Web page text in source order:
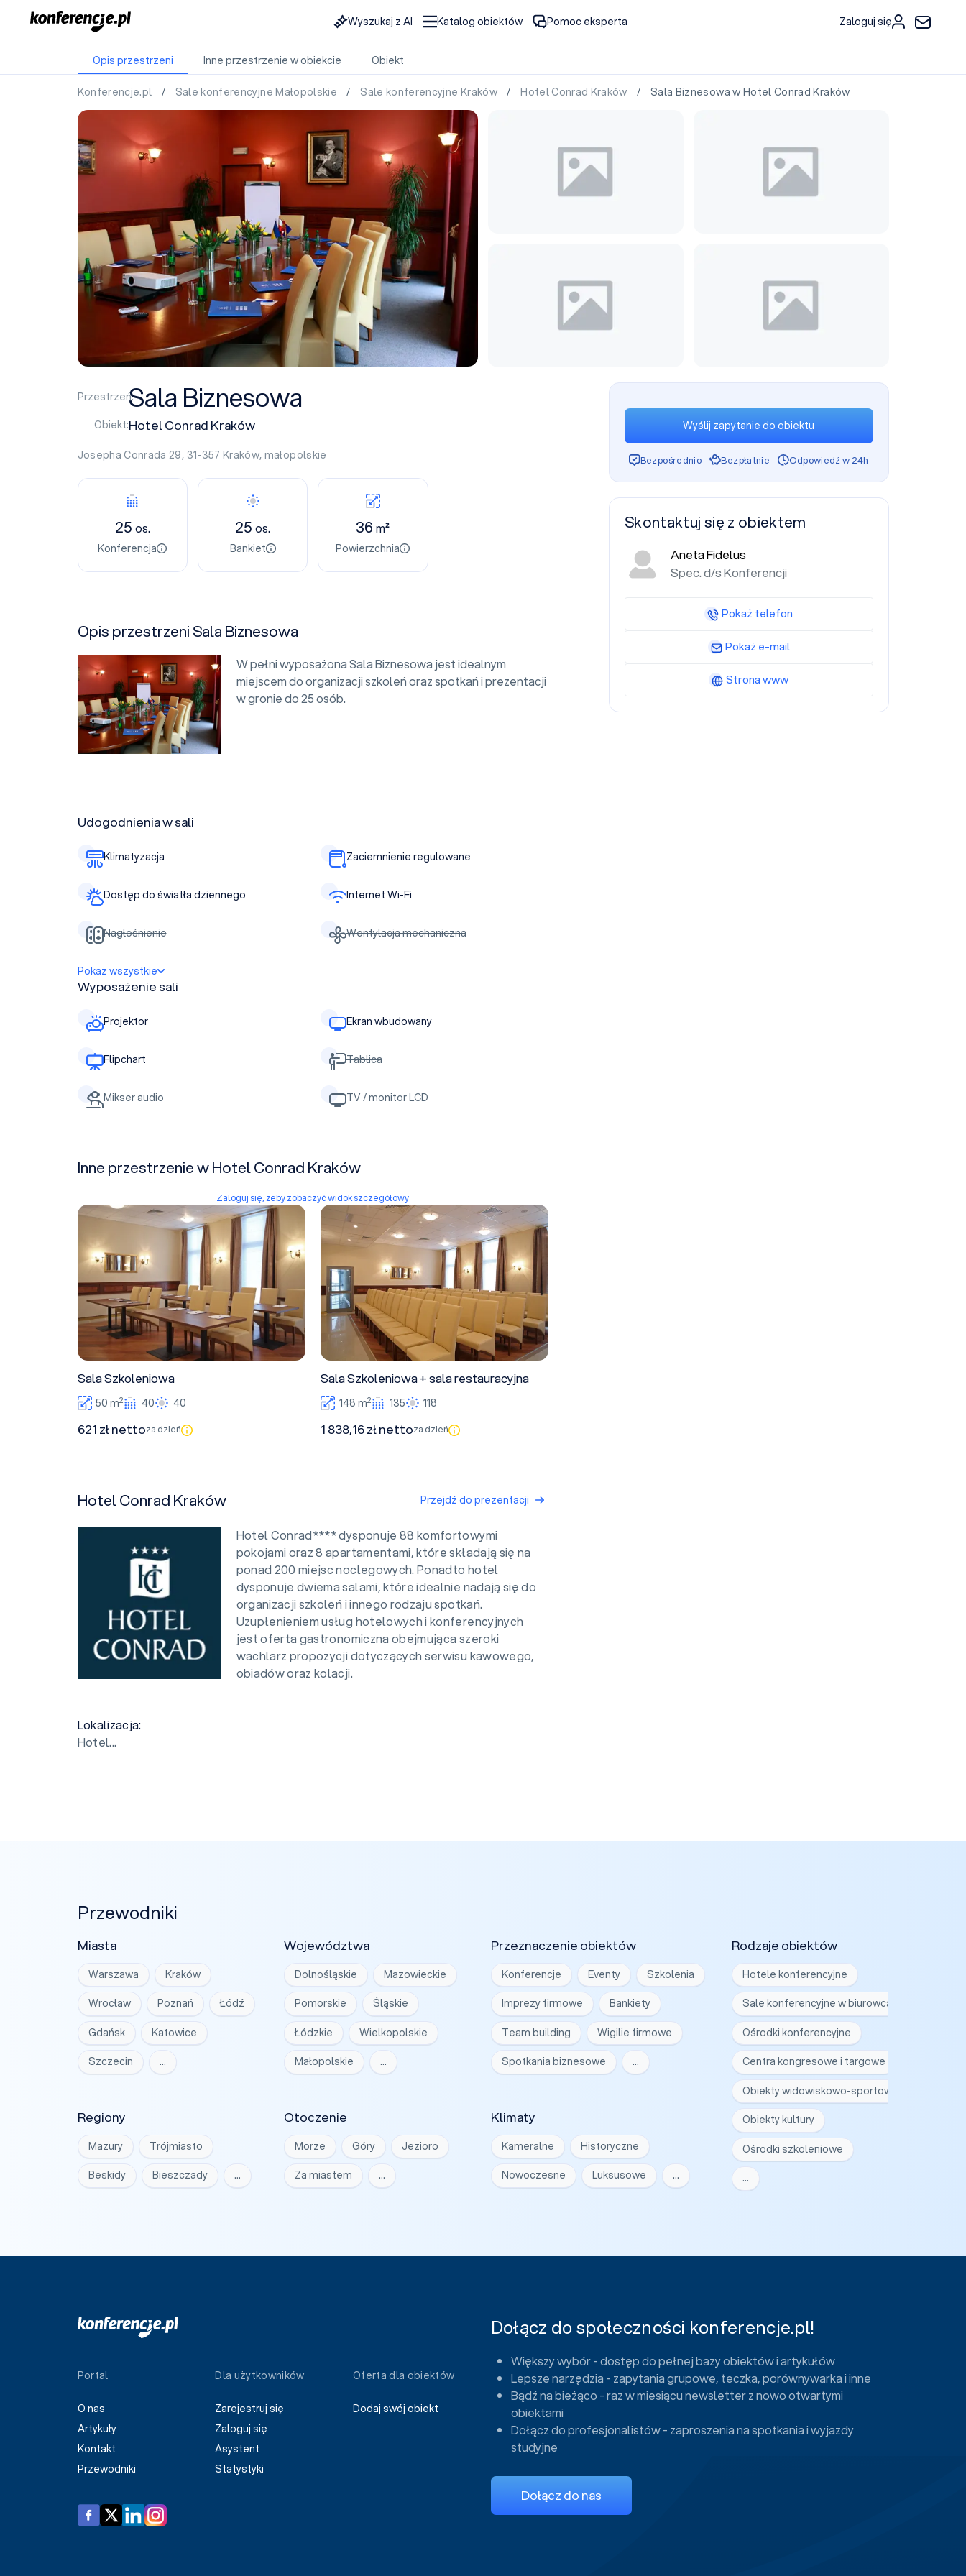
Wyszukaj z AI Katalog obiektów Pomoc eksperta Zaloguj się
Opis przestrzeni Inne przestrzenie w obiekcie Obiekt
Konferencje.pl / Sale konferencyjne Małopolskie / Sale konferencyjne Kraków /Hotel Conrad Kraków / Sala Biznesowa w Hotel Conrad Kraków
Przestrzeń:Sala Biznesowa
Obiekt:Hotel Conrad Kraków
Josepha Conrada 29, 31-357 Kraków, małopolskie
25 os.
Konferencja
25os.
Bankiet
36m²
Powierzchnia
Opis przestrzeni Sala Biznesowa
W pełni wyposażona Sala Biznesowa jest idealnym
miejscem do organizacji szkoleń oraz spotkań i prezentacji
w gronie do 25 osób.
Udogodnienia w sali
Klimatyzacja Zaciemnienie regulowane
Dostęp do światła dziennego Internet Wi-Fi
Nagłośnienie Wentylacja mechaniczna
Pokaż wszystkie
Wyposażenie sali
Projektor Ekran wbudowany
Flipchart Tablica
Mikser audio TV / monitor LCD
Inne przestrzenie w Hotel Conrad Kraków
Zaloguj się, żeby zobaczyć widok szczegółowy
Sala Szkoleniowa
Sala Szkoleniowa
50 m2 40 40
621 zł nettoza dzień
Sala Szkoleniowa + sala restauracyjna
Sala Szkoleniowa + sala restauracyjna
148 m2 135 118
1 838,16 zł nettoza dzień
Hotel Conrad Kraków Przejdź do prezentacji
Hotel Conrad**** dysponuje 88 komfortowymi
pokojami oraz 8 apartamentami, które składają się na
ponad 200 miejsc noclegowych. Ponadto hotel
dysponuje dwiema salami, które idealnie nadają się do
organizacji szkoleń i innego rodzaju spotkań.
Uzupłenieniem usług hotelowych i konferencyjnych
jest oferta gastronomiczna obejmująca szeroki
wachlarz propozycji dotyczących serwisu kawowego,
obiadów oraz kolacji.
Lokalizacja:
Hotel...
Wyślij zapytanie do obiektu
Bezpośrednio Bezpłatnie Odpowiedź w 24h
Skontaktuj się z obiektem
Aneta Fidelus
Spec. d/s Konferencji
Pokaż telefon
Pokaż e-mail
Strona www
Przewodniki
Miasta
Warszawa Kraków
Wrocław Poznań Łódź
Gdańsk Katowice
Szczecin …
Województwa
Dolnośląskie Mazowieckie
Pomorskie Śląskie
Łódzkie Wielkopolskie
Małopolskie …
Regiony
Mazury Trójmiasto
Beskidy Bieszczady …
Otoczenie
Morze Góry Jezioro
Za miastem …
Klimaty
Kameralne Historyczne
Nowoczesne Luksusowe …
Przeznaczenie obiektów
Konferencje Eventy Szkolenia
Imprezy firmowe Bankiety
Team building Wigilie firmowe
Spotkania biznesowe …
Rodzaje obiektów
Hotele konferencyjne
Sale konferencyjne w biurowcach
Ośrodki konferencyjne
Centra kongresowe i targowe
Obiekty widowiskowo-sportowe
Obiekty kultury
Ośrodki szkoleniowe
…
Portal
O nas
Artykuły
Kontakt
Przewodniki
Dla użytkowników
Zarejestruj się
Zaloguj się
Asystent
Statystyki
Oferta dla obiektów
Dodaj swój obiekt
Dołącz do społeczności konferencje.pl!
Większy wybór - dostęp do pełnej bazy obiektów i artykułów
Lepsze narzędzia - zapytania grupowe, teczka, porównywarka i inne
Bądź na bieżąco - raz w miesiącu newsletter z nowo otwartymi
obiektami
Dołącz do profesjonalistów - zaproszenia na spotkania i wyjazdy
studyjne
Dołącz do nas